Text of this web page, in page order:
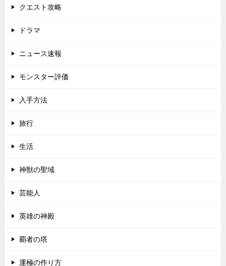
クエスト攻略
ドラマ
ニュース速報
モンスター評価
入手方法
旅行
生活
神獣の聖域
芸能人
英雄の神殿
覇者の塔
運極の作り方